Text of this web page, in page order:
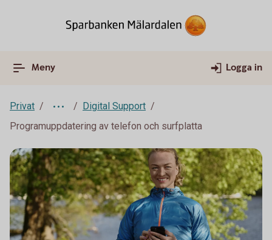
Meny Logga in
Privat
Digital Support
Programuppdatering av telefon och surfplatta